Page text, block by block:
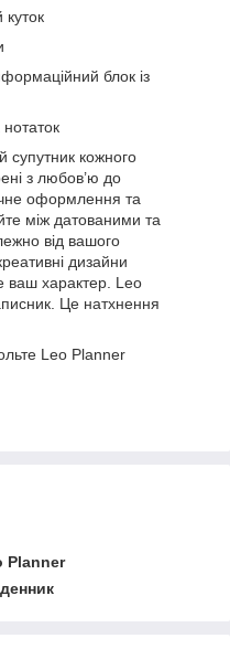
блок із
нотаток
кожного
з любов’ю до
оформлення та
між датованими та
від вашого
дизайни
ваш характер. Leo
Це натхнення
Leo Planner
Planner